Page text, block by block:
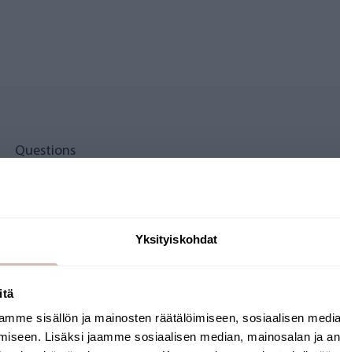
Yksityiskohdat
sisällön ja mainosten räätälöimiseen, sosiaalisen
Lisäksi jaamme sosiaalisen median, mainosalan ja
Questions
scale
about 30 000 liters*)
Select your shipping country and language to
continu